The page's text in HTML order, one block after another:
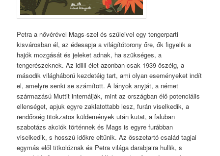
Petra a nővérével Mags-szel és szüleivel egy tengerparti
kisvárosban él, az édesapja a világítótorony őre, ők figyelik a
hajók mozgását és jeleket adnak, ha szükséges, a
tengerészeknek. Az idilli élet azonban csak 1939 őszéig, a
második világháború kezdetéig tart, ami olyan eseményeket indít
el, amelyre senki se számított. A lányok anyját, a német
származású Muttit internálják, mint az országban élő potenciális
ellenséget, apjuk egyre zaklatottabb lesz, furán viselkedik, a
rendőrség titokzatos küldemények után kutat, a faluban
szabotázs akciók történnek és Mags is egyre furábban
viselkedik, s hosszú időkre eltűnik. Az összetartó család tagjai
egymás elől titkolóznak és Petra világa darabjaira hullik, s